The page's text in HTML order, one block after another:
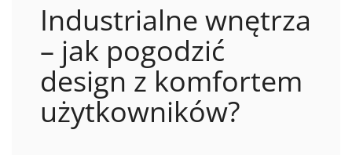
Industrialne wnętrza
– jak pogodzić
design z komfortem
użytkowników?